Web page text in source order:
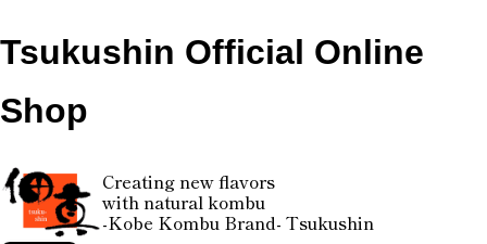
Tsukushin Official Online
Shop
Creating new flavors
with natural kombu
-Kobe Kombu Brand- Tsukushin